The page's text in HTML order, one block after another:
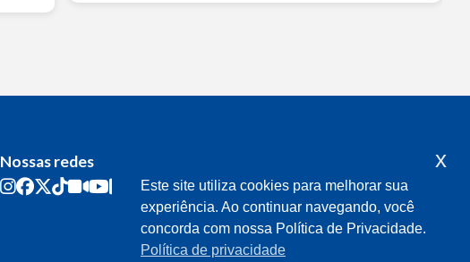
Nossas redes
Este site utiliza cookies para melhorar sua
experiência. Ao continuar navegando, você
concorda com nossa Política de Privacidade.
Política de privacidade
x